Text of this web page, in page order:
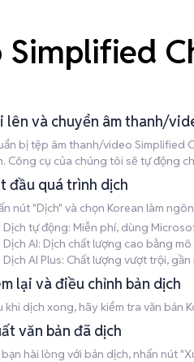
lên và chuyển âm thanh/
bị tệp âm thanh/video Simplified
Công cụ của chúng tôi sẽ tự động
đầu quá trình dịch
nút "Dịch" và chọn Korean làm
Dịch tự động: Miễn phí, dùng
Dịch AI: Dịch chất lượng cao bằng
Dịch AI Plus: Chất lượng vượt trội,
lại và điều chỉnh bản dịch
khi dịch xong, hãy kiểm tra văn bản
văn bản đã dịch
bạn hài lòng với bản dịch, nhấn nút